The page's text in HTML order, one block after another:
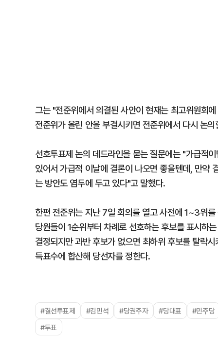
그는 "전준위에서 의결된 사안이 현재는 최고위원회
전준위가 올린 안을 부결시키면 전준위에서 다시 논
선호투표제 논의 데드라인을 묻는 질문에는 "가급적
있어서 가급적 이날에 결론이 나오면 좋을텐데, 만약
는 방안도 염두에 두고 있다"고 말했다.
한편 전준위는 지난 7일 회의를 열고 사전에 1~3위
당원들이 1순위부터 차례로 선호하는 후보를 표시하
결정되지만 과반 후보가 없으면 최하위 후보를 탈락
득표수에 합산해 당선자를 정한다.
#결선투표제 #김민석 #당권주자 #당대표
#민주당
#투표